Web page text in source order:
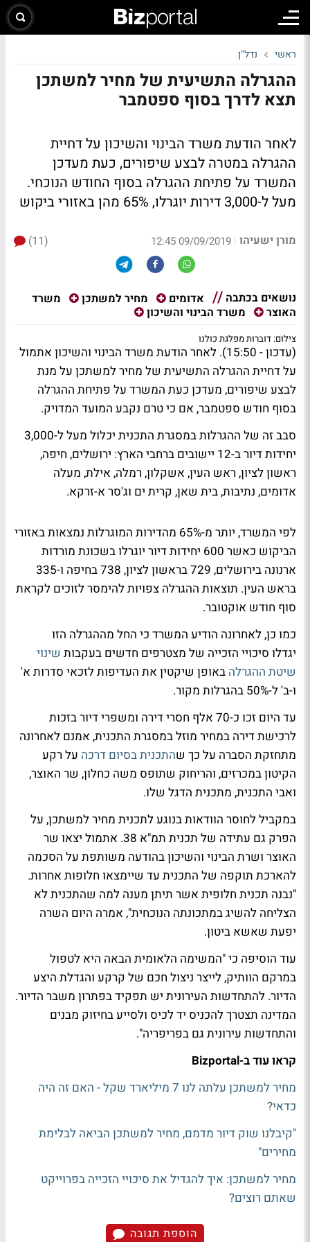
ראשי נדל"ן
ההגרלה התשיעית של מחיר למשתכן
תצא לדרך בסוף ספטמבר
לאחר הודעת משרד הבינוי והשיכון על דחיית
ההגרלה במטרה לבצע שיפורים, כעת מעדכן
המשרד על פתיחת ההגרלה בסוף החודש הנוכחי.
מעל ל-3,000 דירות יוגרלו, 65% מהן באזורי ביקוש
מורן ישעיהו |
09/09/2019 12:45
(11)
נושאים בכתבה אדומים מחיר למשתכן
משרד
האוצר
משרד הבינוי והשיכון
צילום: דוברות מפלגת כולנו
(עדכון - 15:50). לאחר הודעת משרד הבינוי והשיכון אתמול
על דחיית ההגרלה התשיעית של מחיר למשתכן על מנת
לבצע שיפורים, מעדכן כעת המשרד על פתיחת ההגרלה
בסוף חודש ספטמבר, אם כי טרם נקבע המועד המדויק.
סבב זה של ההגרלות במסגרת התכנית יכלול מעל ל-3,000
יחידות דיור ב-12 יישובים ברחבי הארץ: ירושלים, חיפה,
ראשון לציון, ראש העין, אשקלון, רמלה, אילת, מעלה
אדומים, נתיבות, בית שאן, קרית ים וג'סר א-זרקא.
לפי המשרד, יותר מ-65% מהדירות המוגרלות נמצאות באזורי
הביקוש כאשר 600 יחידות דיור יוגרלו בשכונת מורדות
ארנונה בירושלים, 729 בראשון לציון, 738 בחיפה ו-335
בראש העין. תוצאות ההגרלה צפויות להימסר לזוכים לקראת
סוף חודש אוקטובר.
כמו כן, לאחרונה הודיע המשרד כי החל מההגרלה הזו
יגדלו סיכויי הזכייה של מצטרפים חדשים בעקבות שינוי
שיטת ההגרלה באופן שיקטין את העדיפות לזכאי סדרות א'
ו-ב' ל-50% בהגרלות מקור.
עד היום זכו כ-70 אלף חסרי דירה ומשפרי דיור בזכות
לרכישת דירה במחיר מוזל במסגרת התכנית, אמנם לאחרונה
מתחזקת הסברה על כך שהתכנית בסיום דרכה על רקע
הקיטון במכרזים, והריחוק שתופס משה כחלון, שר האוצר,
ואבי התכנית, מתכנית הדגל שלו.
במקביל לחוסר הוודאות בנוגע לתכנית מחיר למשתכן, על
הפרק גם עתידה של תכנית תמ"א 38. אתמול יצאו שר
האוצר ושרת הבינוי והשיכון בהודעה משותפת על הסכמה
להארכת תוקפה של התכנית עד שיימצאו חלופות אחרות.
"נבנה תכנית חלופית אשר תיתן מענה למה שהתכנית לא
הצליחה להשיג במתכונתה הנוכחית", אמרה היום השרה
יפעת שאשא ביטון.
עוד הוסיפה כי "המשימה הלאומית הבאה היא לטפול
במרקם הוותיק, לייצר ניצול חכם של קרקע והגדלת היצע
הדיור. להתחדשות העירונית יש תפקיד בפתרון משבר הדיור.
המדינה תצטרך להכניס יד לכיס ולסייע בחיזוק מבנים
והתחדשות עירונית גם בפריפריה".
קראו עוד ב-Bizportal
מחיר למשתכן עלתה לנו 7 מיליארד שקל - האם זה היה
כדאי?
"קיבלנו שוק דיור מדמם, מחיר למשתכן הביאה לבלימת
מחירים"
מחיר למשתכן: איך להגדיל את סיכויי הזכייה בפרוייקט
שאתם רוצים?
הוספת תגובה